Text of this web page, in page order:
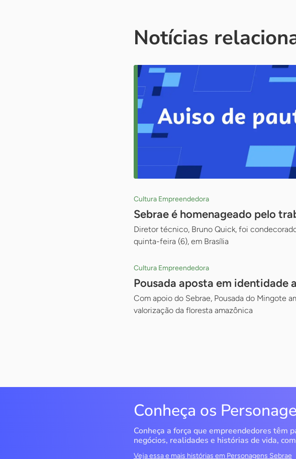
Notícias
Cultura Empreendedora
Sebrae é homenageado pelo
Diretor técnico, Bruno Quick, foi
quinta-feira (6), em Brasília
Cultura Empreendedora
Pousada aposta em identidade
Com apoio do Sebrae, Pousada do Mingote
valorização da floresta amazônica
Conheça os
Conheça a força que empreendedores têm
negócios, realidades e histórias de vida,
Veja essa e mais histórias em Personagens Sebrae